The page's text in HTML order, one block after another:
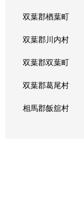
双葉郡楢葉町
双葉郡川内村
双葉郡双葉町
双葉郡葛尾村
相馬郡飯舘村